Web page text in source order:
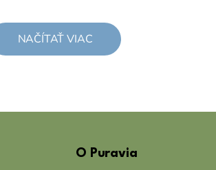
NAČÍTAŤ VIAC
O Puravia